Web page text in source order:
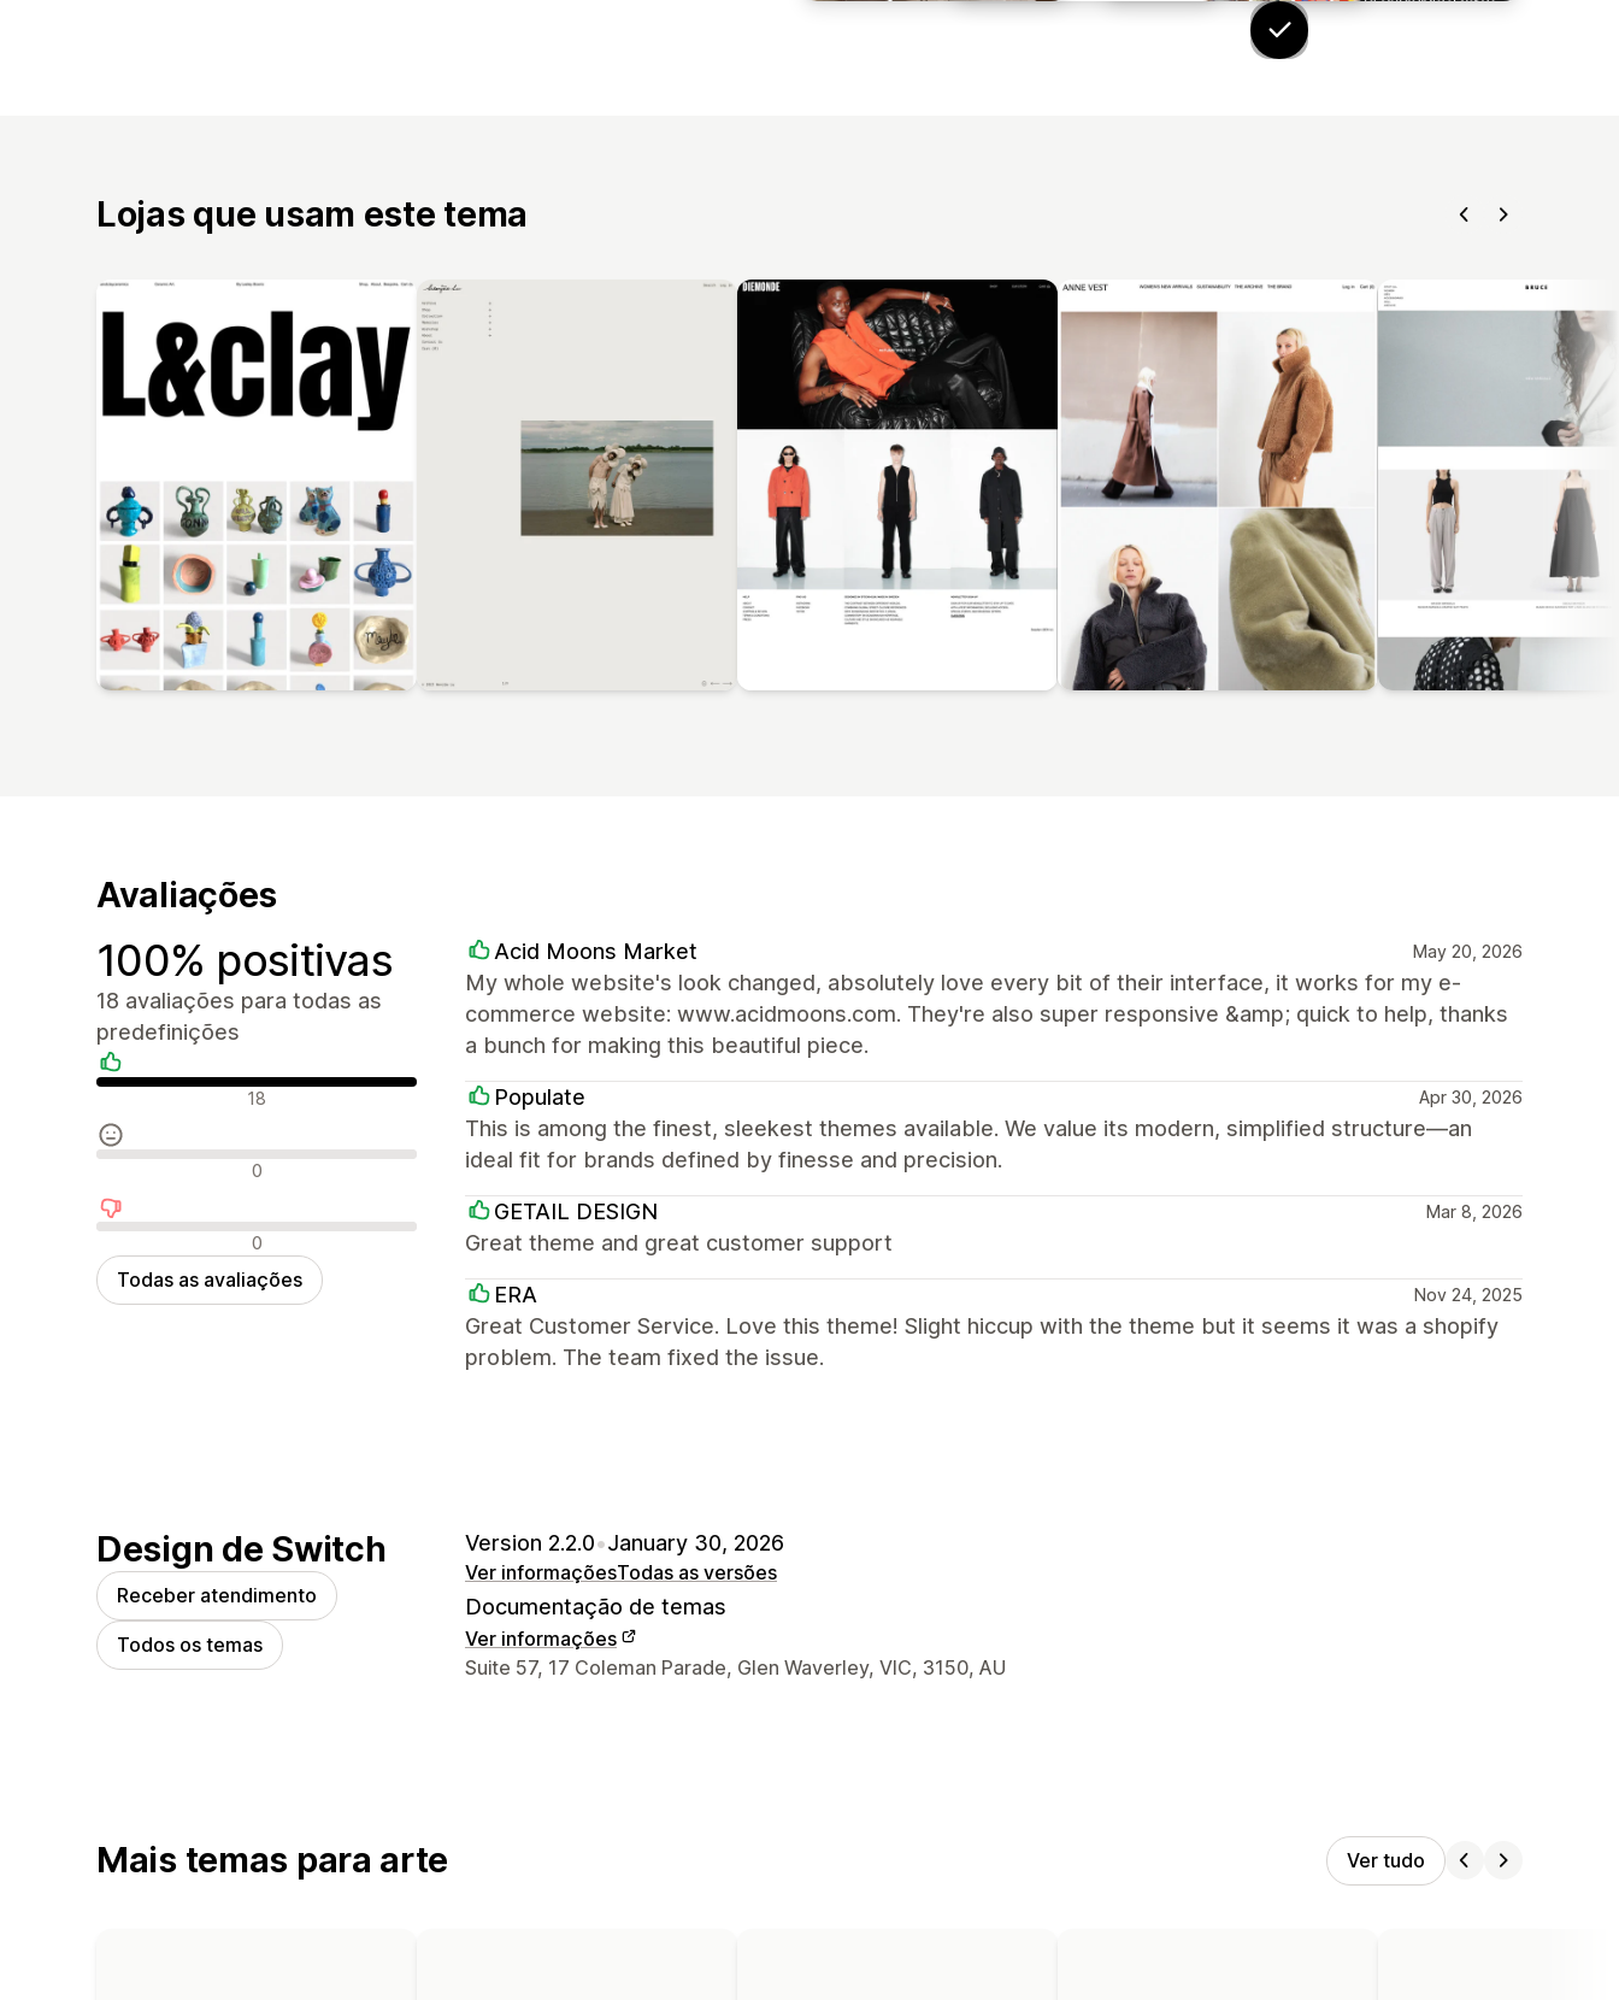
Lojas que usam este tema
Avaliações
100% positivas
18 avaliações para todas as
predefinições
Avaliações positivas
18
Avaliações neutras
0
Avaliações negativas
0
Todas as avaliações
Acid Moons Market May 20, 2026
My whole website's look changed, absolutely love every bit of their interface, it works for my e-
commerce website: www.acidmoons.com. They're also super responsive &amp; quick to help, thanks
a bunch for making this beautiful piece.
Populate Apr 30, 2026
This is among the finest, sleekest themes available. We value its modern, simplified structure—an
ideal fit for brands defined by finesse and precision.
GETAIL DESIGN Mar 8, 2026
Great theme and great customer support
ERA Nov 24, 2025
Great Customer Service. Love this theme! Slight hiccup with the theme but it seems it was a shopify
problem. The team fixed the issue.
Design de Switch
Receber atendimento
Todos os temas
Version 2.2.0•January 30, 2026
Ver informaçõesTodas as versões
Documentação de temas
Ver informações
Informações de contato do designer
Suite 57, 17 Coleman Parade, Glen Waverley, VIC, 3150, AU
Mais temas para arte Ver tudo